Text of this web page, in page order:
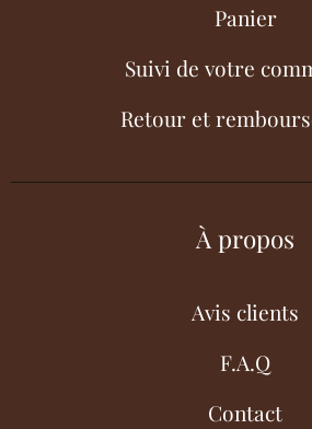
Panier
Suivi de votre
Retour et
À propos
Avis clients
F.A.Q
Contact